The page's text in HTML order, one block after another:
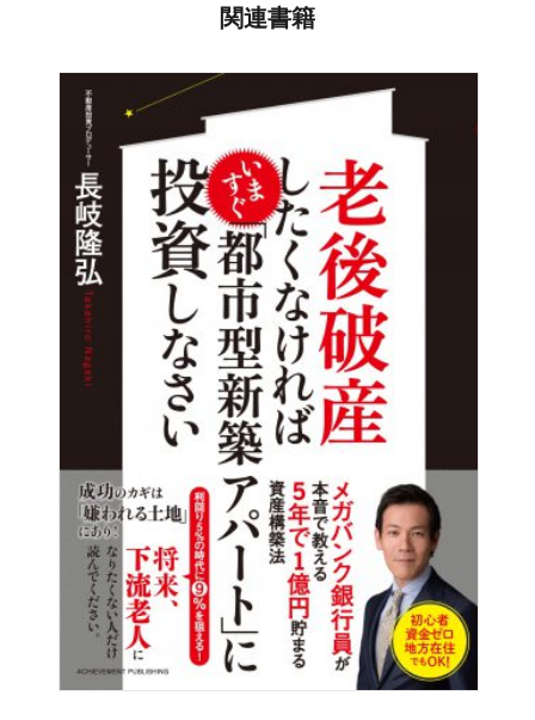
□ 何事もポジティブに考える。前向きな思考・解釈をする
□ 目的・目標をもち、毎日を一生懸命に生きている
□ 自分がコントロールできることに焦点を当て物事に取り
組んでいる
□「逆境は最大のチャンス」と思える
□ よい知識・情報を吸収するように努めている
□ 人との出会いを求めている
□ よい人との出会いや縁を引き寄せる力がある
□ 自分だけの居場所をもっている。誰にも負けない得意分
野がある
□ 他者への感謝を忘れない
関連書籍